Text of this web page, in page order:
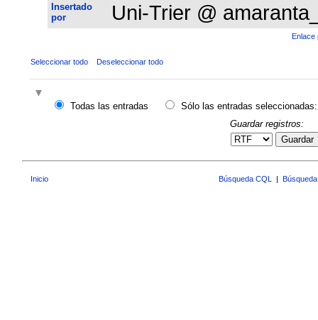
Insertado
por
Uni-Trier @
Enlace
Seleccionar todo Deseleccionar todo
Todas las entradas
Sólo las entradas seleccionadas:
Guardar registros:
Guardar
Inicio Búsqueda CQL